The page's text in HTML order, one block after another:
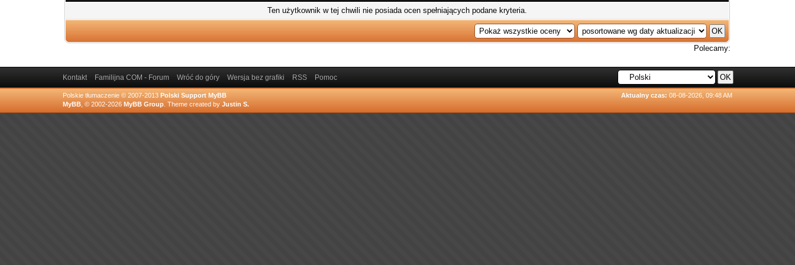
Ten użytkownik w tej chwili nie posiada ocen spełniających podane kryteria.
Polecamy:
Kontakt Familijna COM - Forum Wróć do góry Wersja bez grafiki RSS Pomoc
Aktualny czas: 08-08-2026, 09:48 AM
Polskie tłumaczenie © 2007-2013 Polski Support MyBB
MyBB, © 2002-2026 MyBB Group. Theme created by Justin S.